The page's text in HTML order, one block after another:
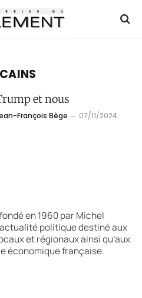
et nous
François Bège 07/11/2024
en 1960 par Michel
politique destiné aux
et régionaux ainsi qu’aux
économique française.